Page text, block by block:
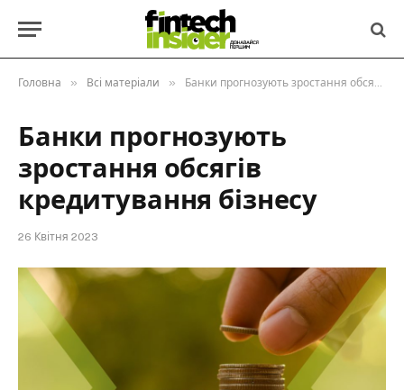
Головна » Всі матеріали » Банки прогнозують зростання обсягів кредитування бізнесу
Банки прогнозують
зростання обсягів
кредитування бізнесу
26 Квітня 2023